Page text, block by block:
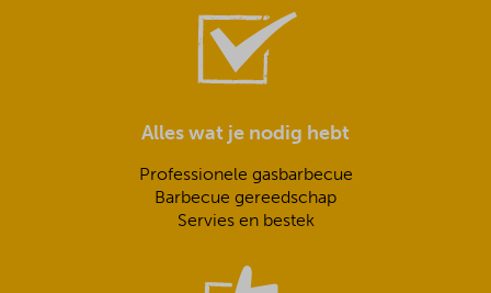
Alles wat je nodig hebt
Professionele gasbarbecue
Barbecue gereedschap
Servies en bestek